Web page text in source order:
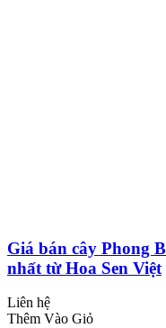
Giá bán cây Phong
nhất từ Hoa Sen Việt
Liên hệ
Thêm Vào Giỏ